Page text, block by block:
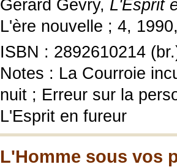
Gérard Gévry, L'Esprit
L'ère nouvelle ; 4,
ISBN : 2892610214
Notes : La Courroie
nuit ; Erreur sur la
L'Esprit en fureur
L'Homme sous vos